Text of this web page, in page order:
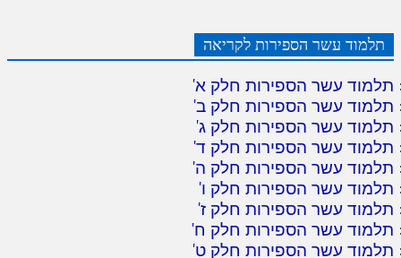
תלמוד עשר הספירות לקריאה
תלמוד עשר הספירות חלק א'
תלמוד עשר הספירות חלק ב'
תלמוד עשר הספירות חלק ג'
תלמוד עשר הספירות חלק ד'
תלמוד עשר הספירות חלק ה'
תלמוד עשר הספירות חלק ו'
תלמוד עשר הספירות חלק ז'
תלמוד עשר הספירות חלק ח'
תלמוד עשר הספירות חלק ט'